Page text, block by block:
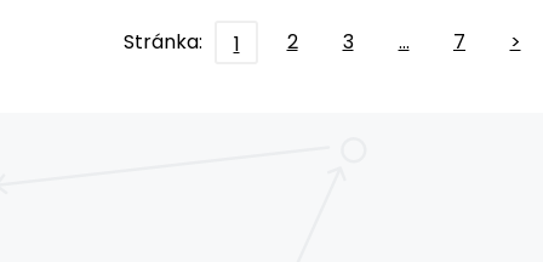
Stránka: 1 2 3 … 7 >